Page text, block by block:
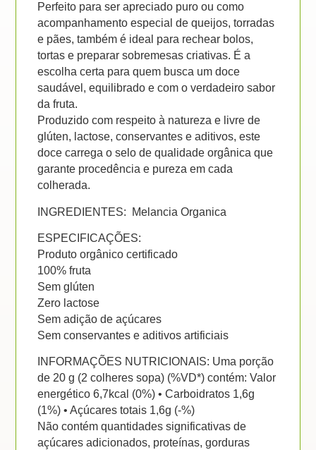
Perfeito para ser apreciado puro ou como
acompanhamento especial de queijos, torradas
e pães, também é ideal para rechear bolos,
tortas e preparar sobremesas criativas. É a
escolha certa para quem busca um doce
saudável, equilibrado e com o verdadeiro sabor
da fruta.
Produzido com respeito à natureza e livre de
glúten, lactose, conservantes e aditivos, este
doce carrega o selo de qualidade orgânica que
garante procedência e pureza em cada
colherada.
INGREDIENTES: Melancia Organica
ESPECIFICAÇÕES:
Produto orgânico certificado
100% fruta
Sem glúten
Zero lactose
Sem adição de açúcares
Sem conservantes e aditivos artificiais
INFORMAÇÕES NUTRICIONAIS: Uma porção
de 20 g (2 colheres sopa) (%VD*) contém: Valor
energético 6,7kcal (0%) • Carboidratos 1,6g
(1%) • Açúcares totais 1,6g (-%)
Não contém quantidades significativas de
açúcares adicionados, proteínas, gorduras